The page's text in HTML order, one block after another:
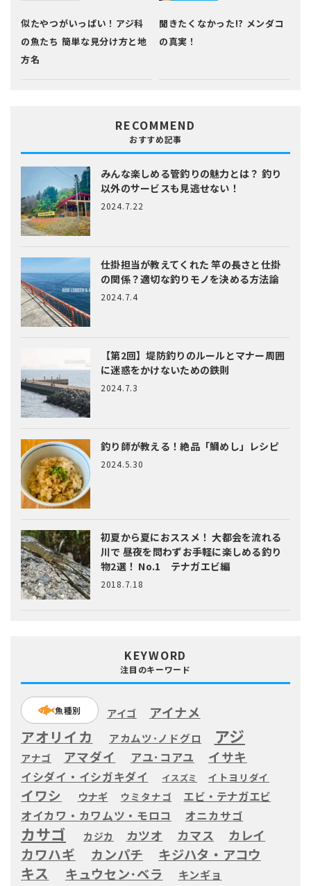
似たやつがいっぱい！アジ科
の魚たち 簡単な見分け方と地
方名
聞きたくなかった!? メンダコ
の真実！
RECOMMEND
おすすめ記事
みんな楽しめる管釣りの魅力とは？ 釣り
以外のサービスも見逃せない！
2024.7.22
仕掛担当が教えてくれた竿の長さと仕掛
の関係？適切な釣りモノを決める方法論
2024.7.4
【第2回】堤防釣りのルールとマナー周囲
に迷惑をかけないための鉄則
2024.7.3
釣り師が教える！絶品「鯛めし」レシピ
2024.5.30
初夏から夏におススメ！ 大都会を流れる
川で 昼夜を問わずお手軽に楽しめる釣り
物2選！ No.1 テナガエビ編
2018.7.18
KEYWORD
注目のキーワード
魚種別 アイゴ アイナメ
アオリイカ アカムツ･ノドグロ アジ
アナゴ アマダイ アユ･コアユ イサキ
イシダイ・イシガキダイ イスズミ イトヨリダイ
イワシ ウナギ ウミタナゴ エビ・テナガエビ
オイカワ・カワムツ・モロコ オニカサゴ
カサゴ カジカ カツオ カマス カレイ
カワハギ カンパチ キジハタ・アコウ
キス キュウセン･ベラ キンギョ